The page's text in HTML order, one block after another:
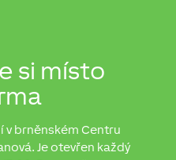
si místo
v brněnském Centru
Je otevřen každý